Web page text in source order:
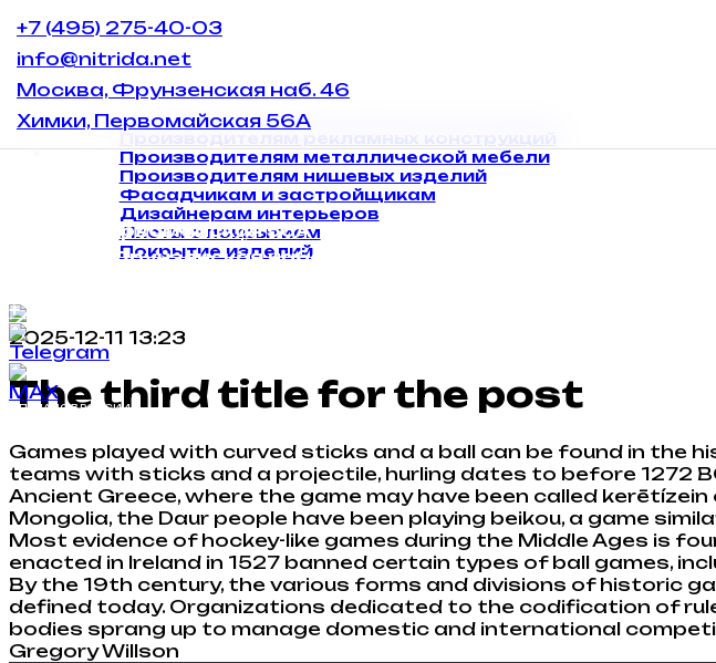
Химки, Первомайская 56А
Москва, Фрунзенская набережная 46
+7 (495) 275-40-03
СДЕЛАНО В РОССИИ
Главная
Цвета и текстуры
Каталог
О компании
Блог
Контакты
Производителям металлической мебели
Производителям нишевых изделий
Фасадчикам и застройщикам
Дизайнерам интерьеров
Листы с покрытием
Покрытие изделий
+7 (495) 275-40-03
info@nitrida.net
Москва, Фрунзенская наб. 46
Химки, Первомайская 56А
2025-12-11 13:23
The third title for the post
Games played with curved sticks and a ball can be found in the
teams with sticks and a projectile, hurling dates to before 1272
Ancient Greece, where the game may have been called
Mongolia, the Daur people have been playing beikou, a game
Most evidence of hockey-like games during the Middle Ages is
enacted in Ireland in 1527 banned certain types of ball games,
By the 19th century, the various forms and divisions of historic
defined today. Organizations dedicated to the codification of
bodies sprang up to manage domestic and international
Gregory Willson